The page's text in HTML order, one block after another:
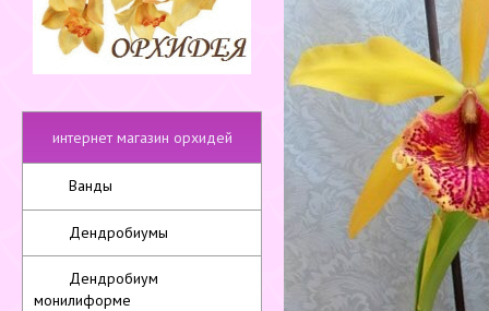
интернет магазин орхидей
Ванды
Дендробиумы
Дендробиум
монилиформе